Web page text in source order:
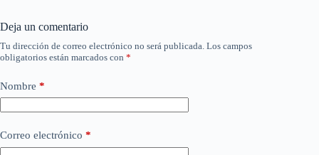
Deja un comentario
Tu dirección de correo electrónico no será publicada. Los campos
obligatorios están marcados con *
Nombre *
Correo electrónico *